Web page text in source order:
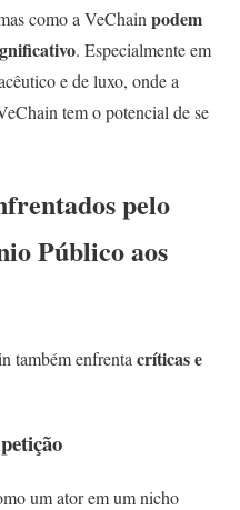
como a VeChain podem
. Especialmente em
e de luxo, onde a
tem o potencial de se
pelo
Público aos
também enfrenta críticas e
um ator em um nicho